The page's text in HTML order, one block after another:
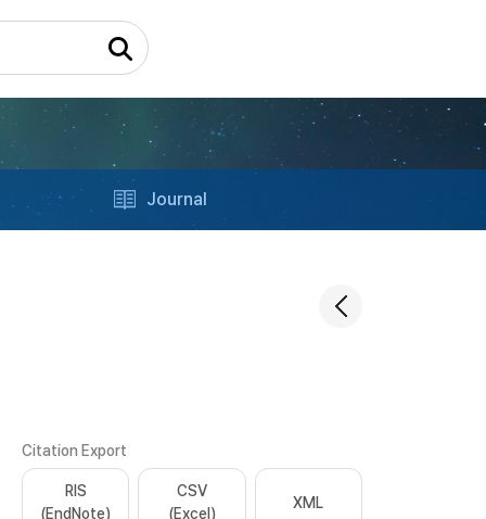
Journal
Citation Export
RIS
(EndNote)
CSV
(Excel)
XML